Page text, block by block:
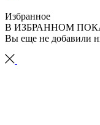
Избранное
В ИЗБРАННОМ
Вы еще не добавили